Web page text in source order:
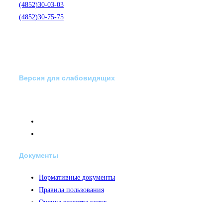
(4852)30-03-03
(4852)30-75-75
Версия для слабовидящих
Документы
Нормативные документы
Правила пользования